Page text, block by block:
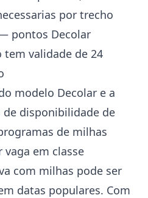
por trecho
pontos Decolar
tem validade de 24
modelo Decolar e a
de disponibilidade de
de milhas
em classe
com milhas pode ser
datas populares. Com